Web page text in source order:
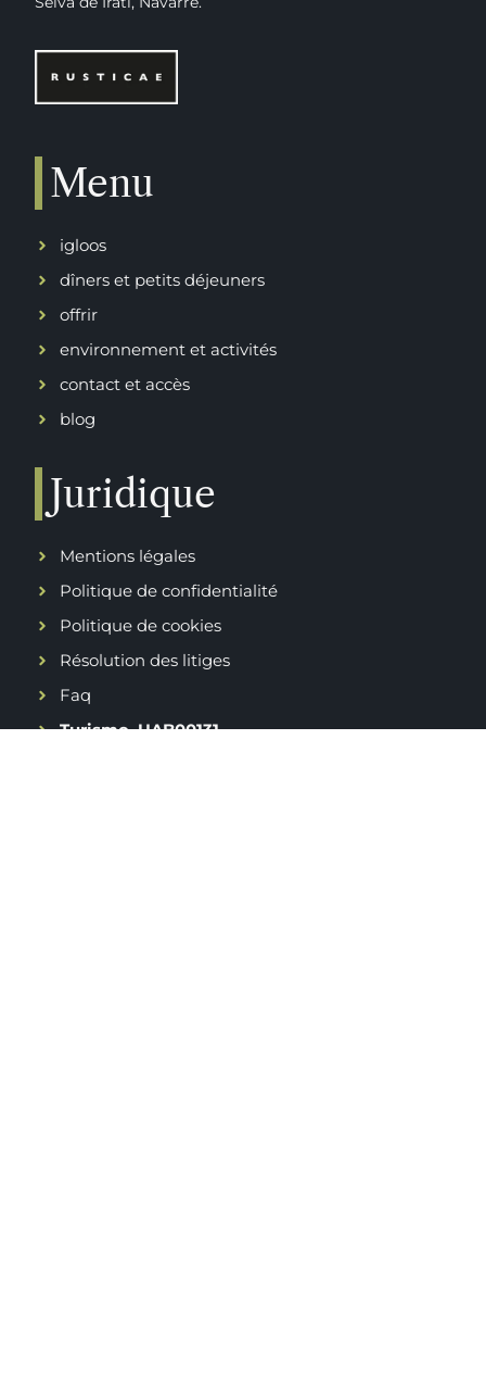
Menu
igloos
dîners et petits déjeuners
offrir
environnement et activités
contact et accès
blog
Juridique
Mentions légales
Politique de confidentialité
Politique de cookies
Résolution des litiges
Faq
Turismo. UAB00131